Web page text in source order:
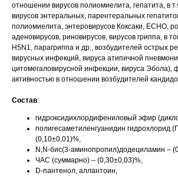
отношении вирусов полиомиелита, гепатита, в
вирусов энтеральных, парентеральных
полиомиелита, энтеровирусов Коксаки, ЕСНО,
аденовирусов, риновирусов, вирусов гриппа, в
H5N1, парагриппа и др., возбудителей острых
вирусных инфекций, вируса атипичной
цитомегаловирусной инфекции, вируса Эбола),
активностью в отношении возбудителей
Состав:
гидроксидихлордифениловый эфир
полигесаметиленгуанидин гидрохлорид
(0,10±0,01)%,
N,N-бис(3-аминопропил)додециламин –
ЧАС (суммарно) – (0,30±0,03)%,
D-пантенол, аллантоин,